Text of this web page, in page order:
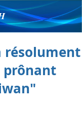
résolument
prônant